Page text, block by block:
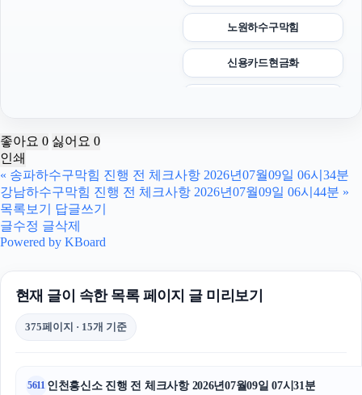
노원하수구막힘
신용카드현금화
종로구하수구막힘
서울음주운전변호사
좋아요 0 싫어요 0
인쇄
« 송파하수구막힘 진행 전 체크사항 2026년07월09일 06시34분
강남하수구막힘 진행 전 체크사항 2026년07월09일 06시44분 »
목록보기
답글쓰기
글수정 글삭제
Powered by KBoard
현재 글이 속한 목록 페이지 글 미리보기
375페이지 · 15개 기준
5611 인천흥신소 진행 전 체크사항 2026년07월09일 07시31분